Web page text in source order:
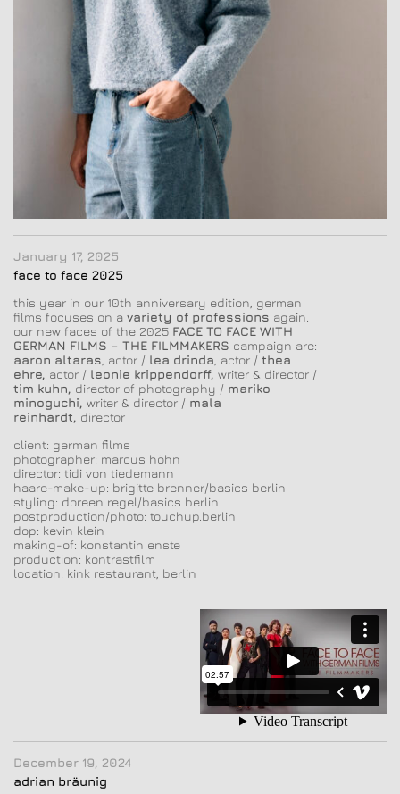
January 17, 2025
face to face 2025
this year in our 10th anniversary edition, german
films focuses on a variety of professions again.
our new faces of the 2025 FACE TO FACE WITH
GERMAN FILMS – THE FILMMAKERS campaign are:
aaron altaras , actor / lea drinda , actor / thea
ehre, actor / leonie krippendorff, writer & director /
tim kuhn, director of photography / mariko
minoguchi, writer & director / mala
reinhardt, director
client: german films
photographer: marcus höhn
director: tidi von tiedemann
haare-make-up: brigitte brenner/basics berlin
styling: doreen regel/basics berlin
postproduction/photo: touchup.berlin
dop: kevin klein
making-of: konstantin enste
production: kontrastfilm
location: kink restaurant, berlin
December 19, 2024
adrian bräunig